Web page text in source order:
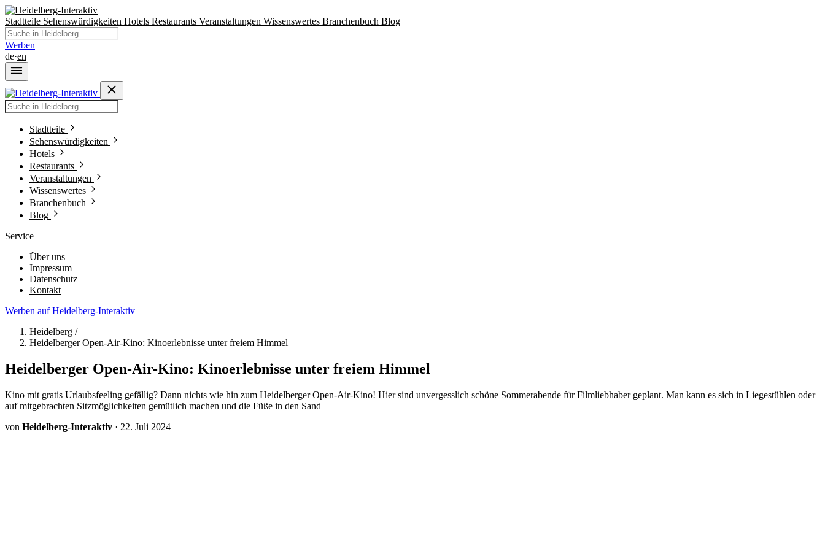
Stadtteile Sehenswürdigkeiten Hotels Restaurants Veranstaltungen Wissenswertes Branchenbuch Blog
Werben
de·en
Stadtteile
Sehenswürdigkeiten
Hotels
Restaurants
Veranstaltungen
Wissenswertes
Branchenbuch
Blog
Service
Über uns
Impressum
Datenschutz
Kontakt
Werben auf Heidelberg-Interaktiv
Heidelberg /
Heidelberger Open-Air-Kino: Kinoerlebnisse unter freiem Himmel
Heidelberger Open-Air-Kino: Kinoerlebnisse unter freiem Himmel
Kino mit gratis Urlaubsfeeling gefällig? Dann nichts wie hin zum Heidelberger Open-Air-Kino! Hier sind unvergesslich schöne Sommerabende für Filmliebhaber geplant. Man kann es sich in Liegestühlen oder
auf mitgebrachten Sitzmöglichkeiten gemütlich machen und die Füße in den Sand
von Heidelberg-Interaktiv · 22. Juli 2024